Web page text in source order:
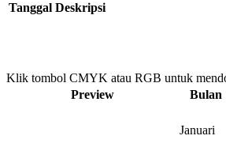
Tanggal Deskripsi
Klik tombol CMYK atau RGB untuk
Preview
Bulan
Januari